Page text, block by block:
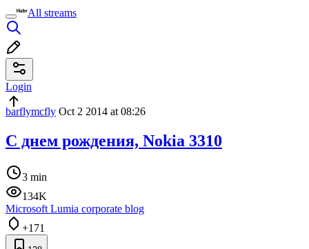
All streams
Login
barflymcfly Oct 2 2014 at 08:26
С днем рождения, Nokia 3310
3 min
134K
Microsoft Lumia corporate blog
+171